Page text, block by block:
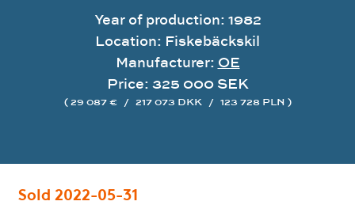
Year of production: 1982
Location: Fiskebäckskil
Manufacturer: OE
Price: 325 000 SEK
( 29 087 € / 217 073 DKK / 123 728 PLN )
Sold 2022-05-31